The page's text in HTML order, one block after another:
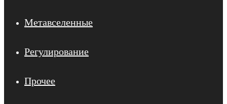
Метавселенные
Регулирование
Прочее